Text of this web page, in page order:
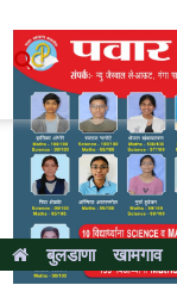
बुलडाणा खामगाव